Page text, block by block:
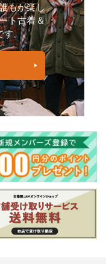
もが楽し
ト古着＆
す。